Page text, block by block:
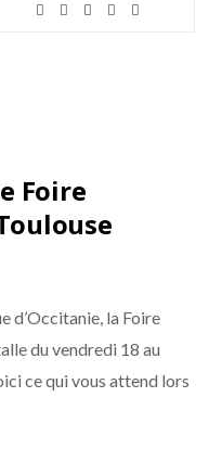
Foire
d’Occitanie, la Foire
du vendredi 18 au
ce qui vous attend lors